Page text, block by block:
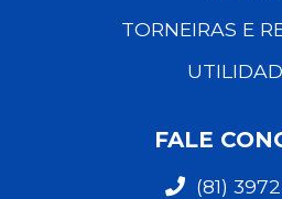
TORNEIRAS E
FALE
(81)